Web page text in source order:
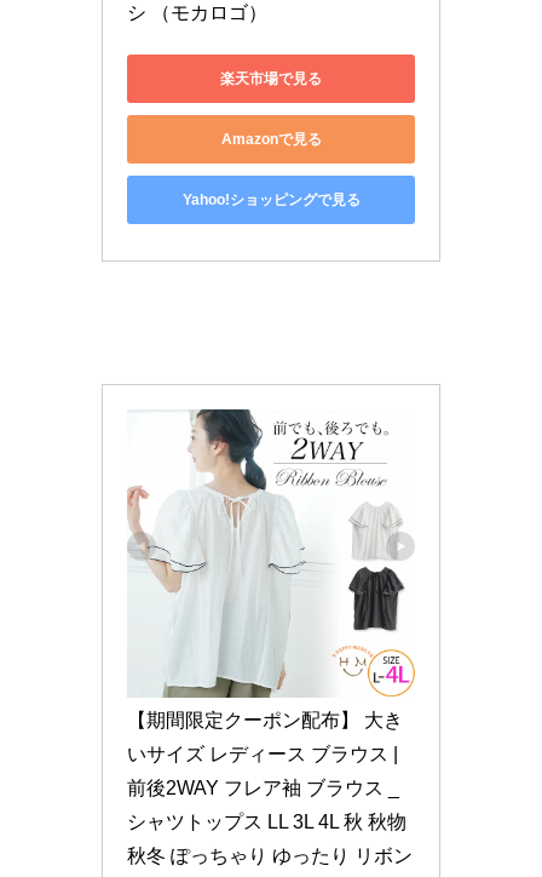
シ （モカロゴ）
楽天市場で見る
Amazonで見る
Yahoo!ショッピングで見る
【期間限定クーポン配布】 大き
いサイズ レディース ブラウス |
前後2WAY フレア袖 ブラウス _
シャツトップス LL 3L 4L 秋 秋物
秋冬 ぽっちゃり ゆったり リボン